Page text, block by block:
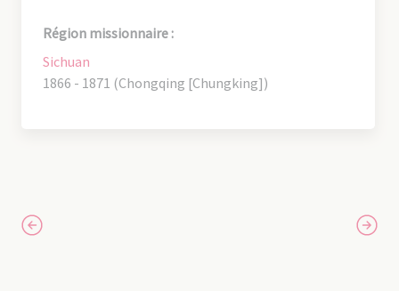
Région missionnaire :
Sichuan
1866 - 1871 (Chongqing [Chungking])